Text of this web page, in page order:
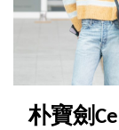
朴寶劍